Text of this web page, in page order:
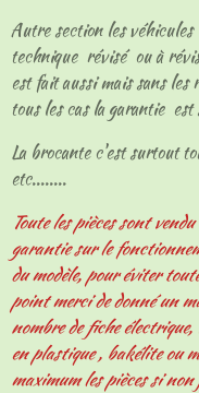
Autre section les
technique révisé ou à
est fait aussi mais sans
tous les cas la garantie
La brocante c'est surtout
etc........
Toute les pièces sont
garantie sur le
du modèle, pour éviter
point merci de donné un
nombre de fiche
en plastique , bakélite ou
maximum les pièces si non